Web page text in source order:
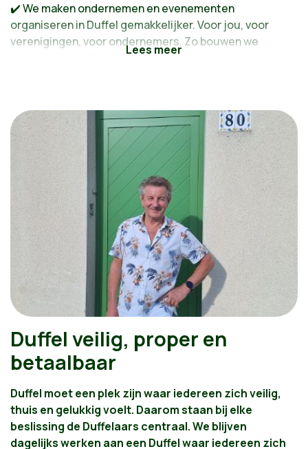
✔️ We maken ondernemen en evenementen
organiseren in Duffel gemakkelijker. Voor jou, voor
verenigingen, voor ondernemers. Zo bouwen we
samen aan het Duffel van morgen.
Oost, zodat het weer aangenaam winkelen wordt.
✔️ We luisteren naar jou. We gaan opnieuw vol in
overleg met de Duffelaar via adviesraden,
inspraakavonden en bevragingen.
Duffel veilig, proper en
betaalbaar
Duffel moet een plek zijn waar iedereen zich veilig,
thuis en gelukkig voelt. Daarom staan bij elke
beslissing de Duffelaars centraal. We blijven
dagelijks werken aan een Duffel waar iedereen zich